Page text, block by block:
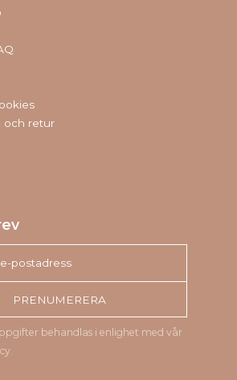
och retur
PRENUMERERA
behandlas i enlighet med vår
.